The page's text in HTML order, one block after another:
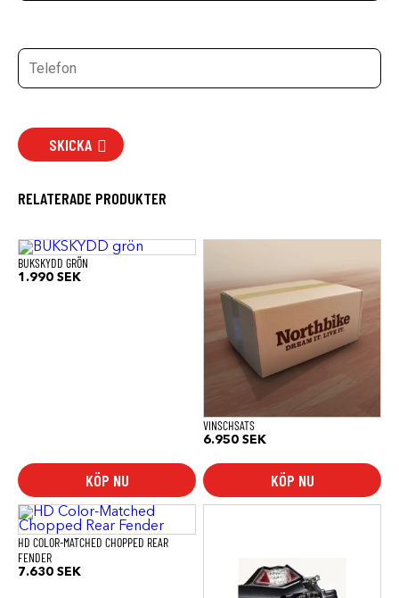
SKICKA
RELATERADE PRODUKTER
BUKSKYDD GRÖN
1.990 SEK
KÖP NU
VINSCHSATS
6.950 SEK
KÖP NU
HD COLOR-MATCHED CHOPPED REAR
FENDER
7.630 SEK